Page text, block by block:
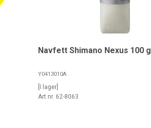
Navfett Shimano Nexus 100 g
Y0413010A
[I lager]
Art nr. 62-8063